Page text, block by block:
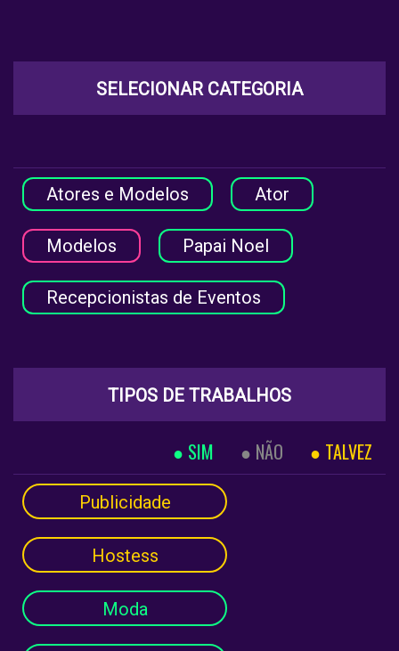
SELECIONAR CATEGORIA
Atores e Modelos Ator
Modelos Papai Noel
Recepcionistas de Eventos
TIPOS DE TRABALHOS
SIM NÃO TALVEZ
Publicidade
Hostess
Moda